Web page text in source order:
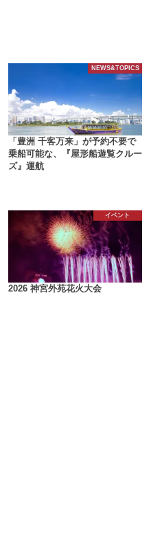
NEWS&TOPICS
「豊洲 千客万来」が予約不要で
乗船可能な、『屋形船遊覧クルー
ズ』運航
イベント
2026 神宮外苑花火大会